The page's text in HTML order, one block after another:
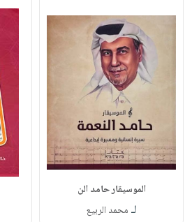
الموسيقار حامد الن
لـ محمد الربيع